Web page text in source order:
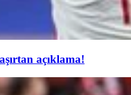
açıklama!